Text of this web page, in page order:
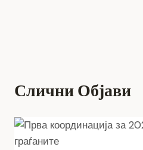
Слични Објави